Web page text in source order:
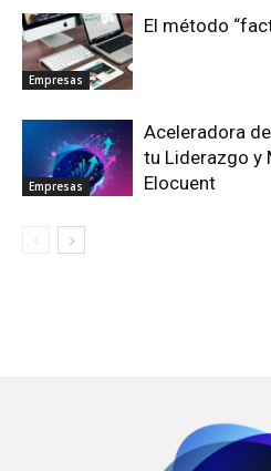
Empresas
El método
Empresas
Aceleradora
tu Liderazgo y
Elocuent